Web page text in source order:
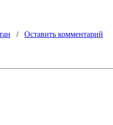
/ Оставить комментарий